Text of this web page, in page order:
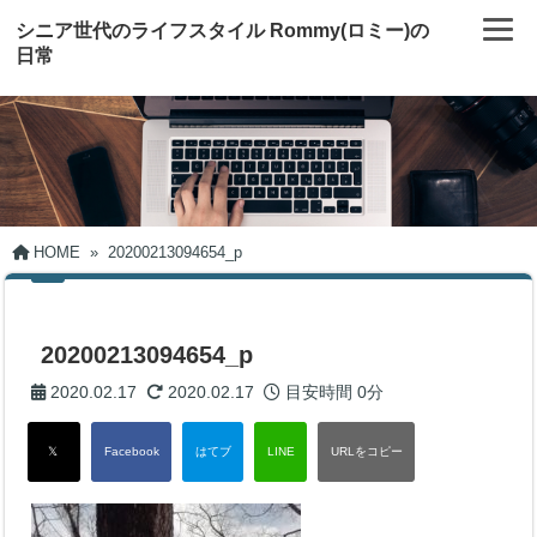
シニア世代のライフスタイル Rommy(ロミー)の
日常
HOME » 20200213094654_p
20200213094654_p
2020.02.17 2020.02.17 目安時間0分